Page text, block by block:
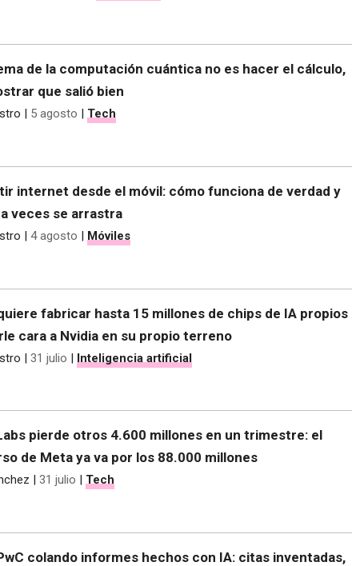
de la computación cuántica no es hacer el cálculo,
que salió bien
| 5 agosto | Tech
internet desde el móvil: cómo funciona de verdad y
veces se arrastra
| 4 agosto | Móviles
fabricar hasta 15 millones de chips de IA propios
cara a Nvidia en su propio terreno
| 31 julio | Inteligencia artificial
pierde otros 4.600 millones en un trimestre: el
de Meta ya va por los 88.000 millones
31 julio Tech
colando informes hechos con IA: citas inventadas,